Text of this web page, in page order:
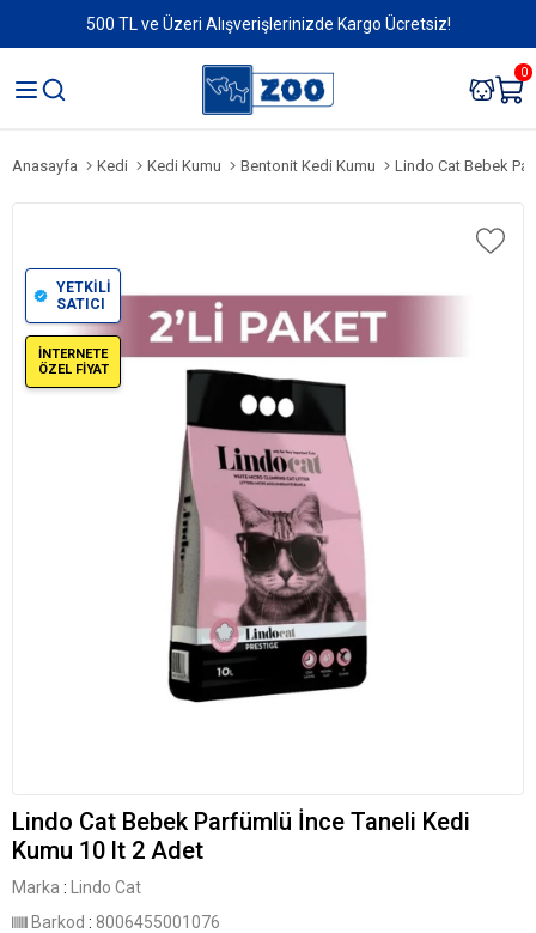
500 TL ve Üzeri Alışverişlerinizde Kargo Ücretsiz!
0
Anasayfa Kedi Kedi Kumu Bentonit Kedi Kumu Lindo Cat Bebek
YETKİLİ
SATICI
İNTERNETE
ÖZEL FİYAT
Lindo Cat Bebek Parfümlü İnce Taneli Kedi
Kumu 10 lt 2 Adet
Marka :
Lindo Cat
Barkod : 8006455001076